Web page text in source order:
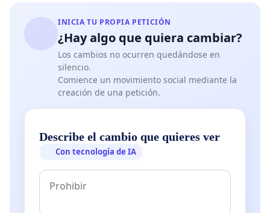
INICIA TU PROPIA PETICIÓN
¿Hay algo que quiera cambiar?
Los cambios no ocurren quedándose en
silencio.
Comience un movimiento social mediante la
creación de una petición.
Describe el cambio que quieres ver
Con tecnología de IA